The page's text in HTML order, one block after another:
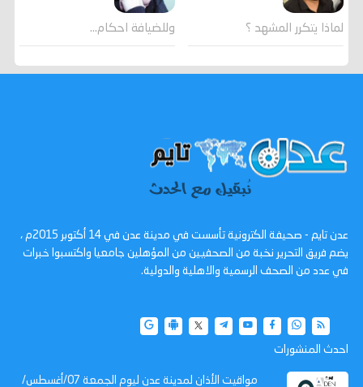
لماذا يتكرر المشهد ؟ وللضيافة احكام…
عدن تايم - صحيفة الكترونية تأسست في مدينة عدن في 14 أكتوبر 2015م ،
يضم فريق التحرير نخبة من الصحفيين من المؤهلين جامعيا واكتسبوا خبرات
في عدد من الصحف الرسمية والاهلية والدولية.
احدث المنشورات
مواقيت الأذان لمدينة عدن ليوم الجمعة 07/أغسطس/